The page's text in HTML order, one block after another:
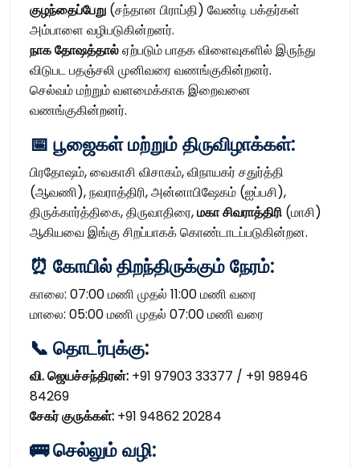
குழந்தைப்பேறு (சந்தான பிராப்தி) வேண்டி பக்தர்கள்
அம்பாளை வழிபடுகின்றனர்.
நாக தோஷத்தால்ஏற்படும் பாதக விளைவுகளில் இருந்து
விடுபட பதஞ்சலி முனிவரை வணங்குகின்றனர்.
செல்வம் மற்றும் வளமைக்காக இறைவனை
வணங்குகின்றனர்.
📅 பூஜைகள் மற்றும் திருவிழாக்கள்:
பிரதோஷம், வைகாசி விசாகம், விநாயகர் சதுர்த்தி
(ஆவணி), நவராத்திரி, அன்னாபிஷேகம் (ஐப்பசி),
திருக்கார்த்திகை, திருவாதிரை,மகா சிவராத்திரி (மாசி)
ஆகியவை இங்கு சிறப்பாகக் கொண்டாடப்படுகின்றன.
⏰ கோயில் திறந்திருக்கும் நேரம்:
காலை: 07:00 மணி முதல் 11:00 மணி வரை
மாலை: 05:00 மணி முதல் 07:00 மணி வரை
📞 தொடர்புக்கு:
வி. ஜெயச்சந்திரன்: +91 97903 33377 / +91 98946
84269
சேகர் குருக்கள்: +91 94862 20284
🚌 செல்லும் வழி: